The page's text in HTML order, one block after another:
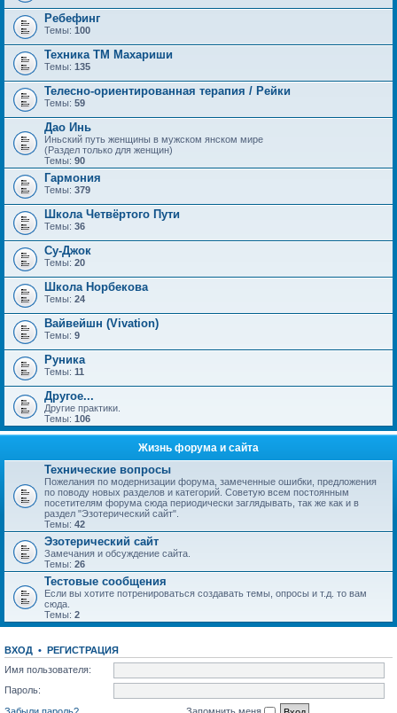
Ребефинг
Темы: 100
Техника ТМ Махариши
Темы: 135
Телесно-ориентированная терапия / Рейки
Темы: 59
Дао Инь
Иньский путь женщины в мужском янском мире
(Раздел только для женщин)
Темы: 90
Гармония
Темы: 379
Школа Четвёртого Пути
Темы: 36
Су-Джок
Темы: 20
Школа Норбекова
Темы: 24
Вайвейшн (Vivation)
Темы: 9
Руника
Темы: 11
Другое...
Другие практики.
Темы: 106
Жизнь форума и сайта
Технические вопросы
Пожелания по модернизации форума, замеченные ошибки, предложения
по поводу новых разделов и категорий. Советую всем постоянным
посетителям форума сюда периодически заглядывать, так же как и в
раздел "Эзотерический сайт".
Темы: 42
Эзотерический сайт
Замечания и обсуждение сайта.
Темы: 26
Тестовые сообщения
Если вы хотите потренироваться создавать темы, опросы и т.д. то вам
сюда.
Темы: 2
ВХОД • РЕГИСТРАЦИЯ
Имя пользователя:
Пароль: